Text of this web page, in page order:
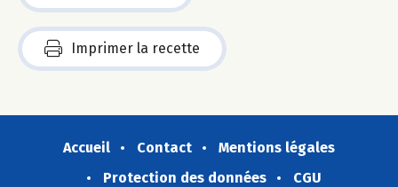
Imprimer la recette
Accueil Contact
Mentions légales
Protection des données
CGU